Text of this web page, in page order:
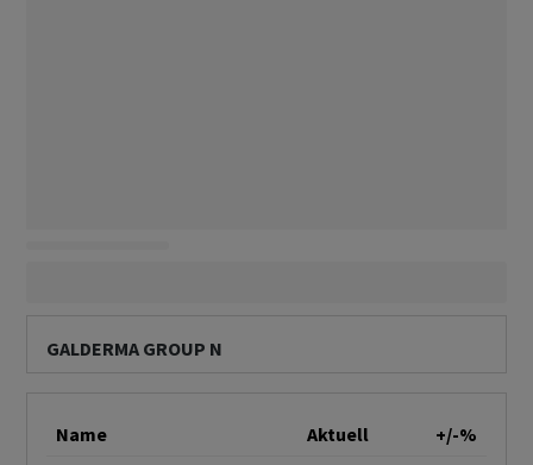
GALDERMA GROUP N
Name Aktuell
+/-%